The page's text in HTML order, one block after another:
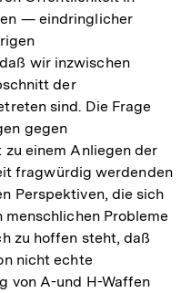
— eindringlicher
wir inzwischen
der
sind. Die Frage
gegen
einem Anliegen der
fragwürdig werdenden
Perspektiven, die sich
Probleme
zu hoffen steht, daß
nicht echte
von A-und H-Waffen